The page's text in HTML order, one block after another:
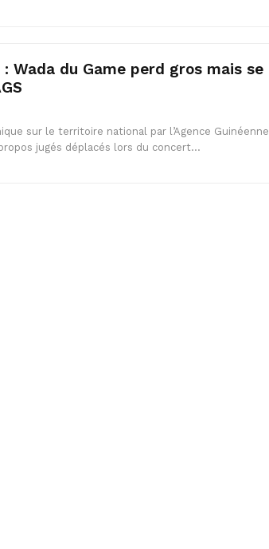
Wada du Game perd gros mais se
sur le territoire national par l’Agence Guinéenne
jugés déplacés lors du concert…